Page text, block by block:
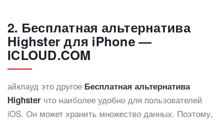
2. Бесплатная альтернатива
Highster для iPhone —
ICLOUD.COM
айклауд это другое Бесплатная альтернатива
Highster что наиболее удобно для пользователей
iOS. Он может хранить множество данных. Поэтому,